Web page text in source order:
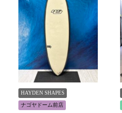
HAYDEN SHAPES
ナゴヤドーム前店